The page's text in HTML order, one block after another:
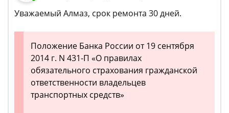
Уважаемый Алмаз, срок ремонта 30 дней.
Положение Банка России от 19 сентября
2014 г. N 431-П «О правилах
обязательного страхования гражданской
ответственности владельцев
транспортных средств»